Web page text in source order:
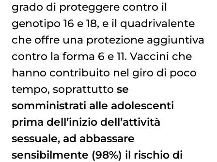
grado di proteggere contro il
genotipo 16 e 18, e il quadrivalente
che offre una protezione aggiuntiva
contro la forma 6 e 11. Vaccini che
hanno contribuito nel giro di poco
tempo, soprattutto se
somministrati alle adolescenti
prima dell’inizio dell’attività
sessuale, ad abbassare
sensibilmente (98%) il rischio di